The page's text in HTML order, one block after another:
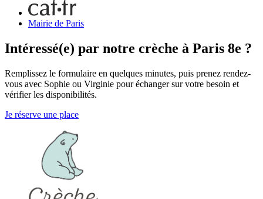
Mairie de Paris
Intéressé(e) par notre crèche à Paris 8e ?
Remplissez le formulaire en quelques minutes, puis prenez rendez-
vous avec Sophie ou Virginie pour échanger sur votre besoin et
vérifier les disponibilités.
Je réserve une place